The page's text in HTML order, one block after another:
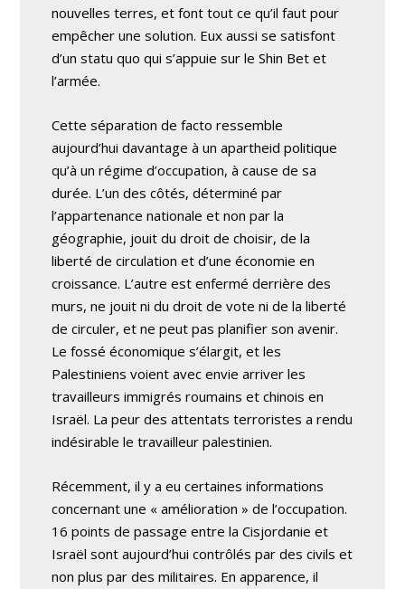
nouvelles terres, et font tout ce qu’il faut pour
empêcher une solution. Eux aussi se satisfont
d’un statu quo qui s’appuie sur le Shin Bet et
l’armée.
Cette séparation de facto ressemble
aujourd’hui davantage à un apartheid politique
qu’à un régime d’occupation, à cause de sa
durée. L’un des côtés, déterminé par
l’appartenance nationale et non par la
géographie, jouit du droit de choisir, de la
liberté de circulation et d’une économie en
croissance. L’autre est enfermé derrière des
murs, ne jouit ni du droit de vote ni de la liberté
de circuler, et ne peut pas planifier son avenir.
Le fossé économique s’élargit, et les
Palestiniens voient avec envie arriver les
travailleurs immigrés roumains et chinois en
Israël. La peur des attentats terroristes a rendu
indésirable le travailleur palestinien.
Récemment, il y a eu certaines informations
concernant une « amélioration » de l’occupation.
16 points de passage entre la Cisjordanie et
Israël sont aujourd’hui contrôlés par des civils et
non plus par des militaires. En apparence, il